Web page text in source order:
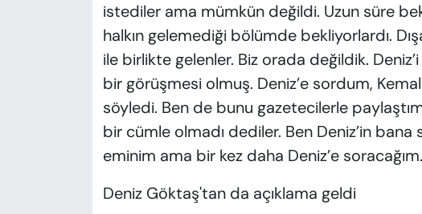
istediler ama mümkün değildi. Uzun süre
halkın gelemediği bölümde bekliyorlardı.
ile birlikte gelenler. Biz orada değildik.
bir görüşmesi olmuş. Deniz’e sordum, Kemal
söyledi. Ben de bunu gazetecilerle
bir cümle olmadı dediler. Ben Deniz’in
eminim ama bir kez daha Deniz’e
Deniz Göktaş'tan da açıklama geldi